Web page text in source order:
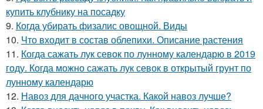
купить клубнику на посадку
9. Когда убирать физалис овощной. Виды
10. Что входит в состав облепихи. Описание растения
11. Когда сажать лук севок по лунному календарю в 2019
году. Когда можно сажать лук севок в открытый грунт по
лунному календарю
12. Навоз для дачного участка. Какой навоз лучше?